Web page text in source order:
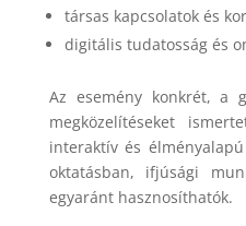
társas kapcsolatok és
digitális tudatosság és
Az esemény konkrét, a
megközelítéseket
interaktív és
oktatásban, ifjúsági
egyaránt hasznosíthatók.